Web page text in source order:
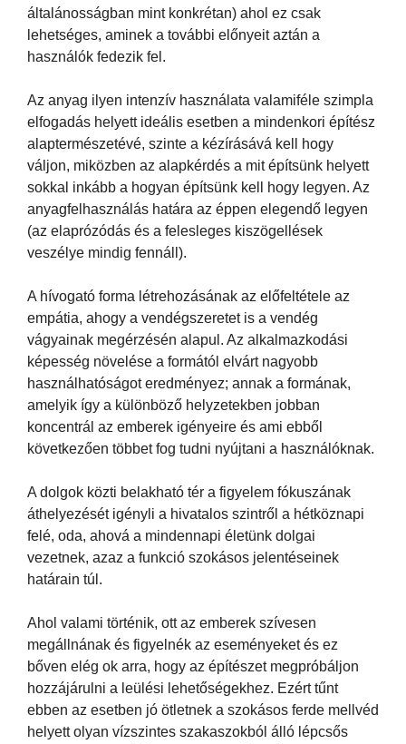
általánosságban mint konkrétan) ahol ez csak
lehetséges, aminek a további előnyeit aztán a
használók fedezik fel.
Az anyag ilyen intenzív használata valamiféle szimpla
elfogadás helyett ideális esetben a mindenkori építész
alaptermészetévé, szinte a kézírásává kell hogy
váljon, miközben az alapkérdés a mit építsünk helyett
sokkal inkább a hogyan építsünk kell hogy legyen. Az
anyagfelhasználás határa az éppen elegendő legyen
(az elaprózódás és a felesleges kiszögellések
veszélye mindig fennáll).
A hívogató forma létrehozásának az előfeltétele az
empátia, ahogy a vendégszeretet is a vendég
vágyainak megérzésén alapul. Az alkalmazkodási
képesség növelése a formától elvárt nagyobb
használhatóságot eredményez; annak a formának,
amelyik így a különböző helyzetekben jobban
koncentrál az emberek igényeire és ami ebből
következően többet fog tudni nyújtani a használóknak.
A dolgok közti belakható tér a figyelem fókuszának
áthelyezését igényli a hivatalos szintről a hétköznapi
felé, oda, ahová a mindennapi életünk dolgai
vezetnek, azaz a funkció szokásos jelentéseinek
határain túl.
Ahol valami történik, ott az emberek szívesen
megállnának és figyelnék az eseményeket és ez
bőven elég ok arra, hogy az építészet megpróbáljon
hozzájárulni a leülési lehetőségekhez. Ezért tűnt
ebben az esetben jó ötletnek a szokásos ferde mellvéd
helyett olyan vízszintes szakaszokból álló lépcsős